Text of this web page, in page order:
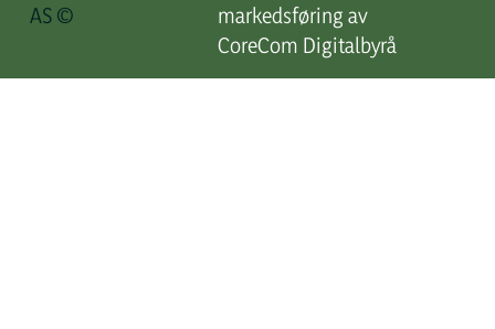
AS ©
markedsføring av
CoreCom Digitalbyrå